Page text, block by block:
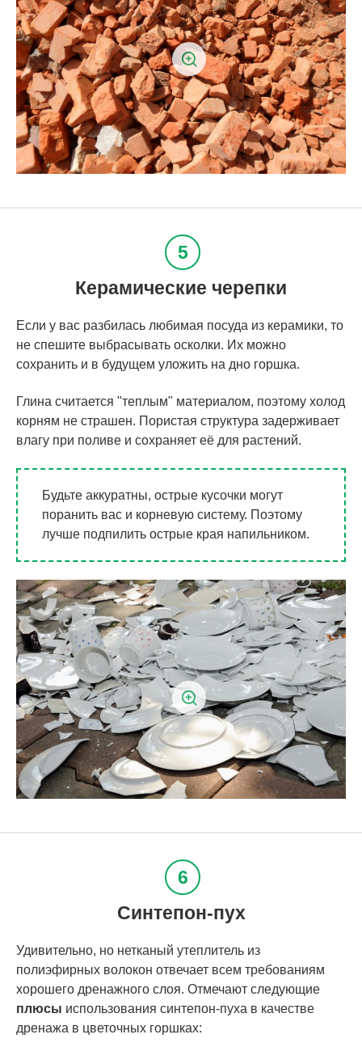
Керамические черепки
Если у вас разбилась любимая посуда из керамики, то
не спешите выбрасывать осколки. Их можно
сохранить и в будущем уложить на дно горшка.
Глина считается "теплым" материалом, поэтому холод
корням не страшен. Пористая структура задерживает
влагу при поливе и сохраняет её для растений.
Будьте аккуратны, острые кусочки могут
поранить вас и корневую систему. Поэтому
лучше подпилить острые края напильником.
Синтепон-пух
Удивительно, но нетканый утеплитель из
полиэфирных волокон отвечает всем требованиям
хорошего дренажного слоя. Отмечают следующие
плюсы использования синтепон-пуха в качестве
дренажа в цветочных горшках: